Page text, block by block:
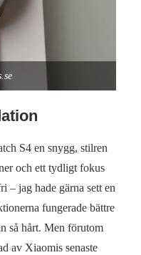
S4 en snygg, stilren
och ett tydligt fokus
– jag hade gärna sett en
fungerade bättre
så hårt. Men förutom
av Xiaomis senaste